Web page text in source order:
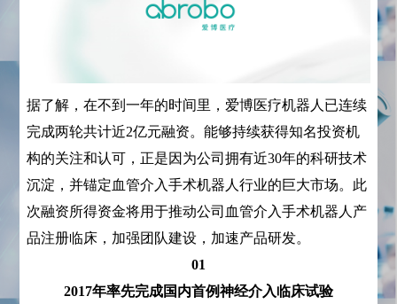
据了解，在不到一年的时间里，爱博医疗机器人已连续
完成两轮共计近2亿元融资。能够持续获得知名投资机
构的关注和认可，正是因为公司拥有近30年的科研技术
沉淀，并锚定血管介入手术机器人行业的巨大市场。此
次融资所得资金将用于推动公司血管介入手术机器人产
品注册临床，加强团队建设，加速产品研发。
01
2017年率先完成国内首例神经介入临床试验